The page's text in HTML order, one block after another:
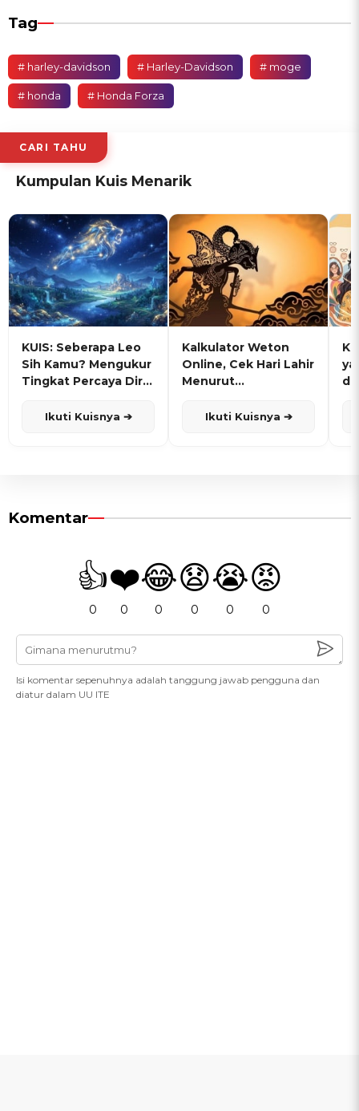
Tag
# harley-davidson # Harley-Davidson # moge
# honda # Honda Forza
CARI TAHU
Kumpulan Kuis Menarik
KUIS: Seberapa Leo
Sih Kamu? Mengukur
Tingkat Percaya Diri
Ikuti Kuisnya ➔
Kalkulator Weton
Online, Cek Hari Lahir
Menurut
Ikuti Kuisnya ➔
Komentar
👍
0
❤️
0
😂
0
😧
0
😭
0
😡
0
Isi komentar sepenuhnya adalah tanggung jawab pengguna dan
diatur dalam UU ITE